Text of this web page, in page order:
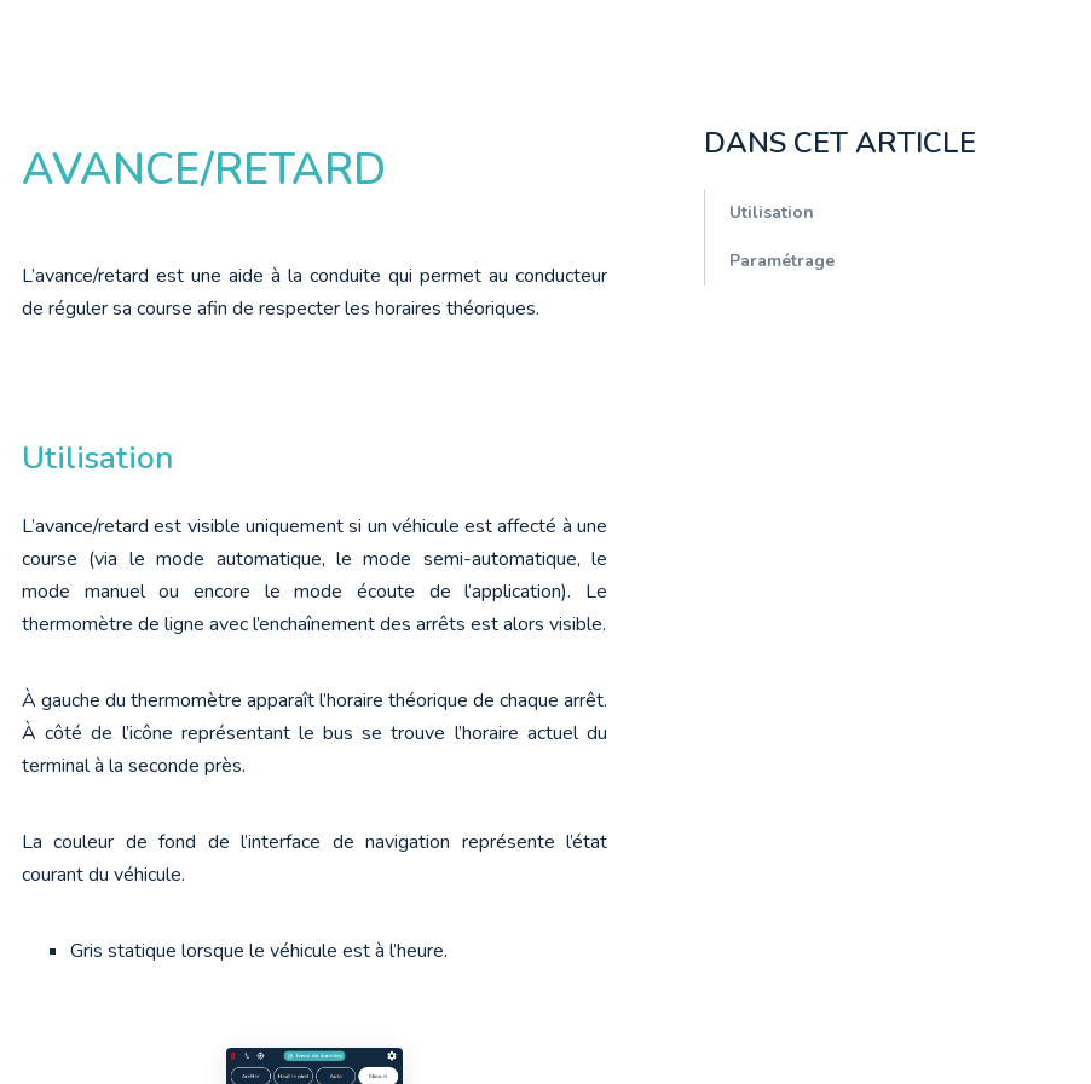
AVANCE/RETARD
L’avance/retard est une aide à la conduite qui permet au conducteur
de réguler sa course afin de respecter les horaires théoriques.
Utilisation
L’avance/retard est visible uniquement si un véhicule est affecté à une
course (via le mode automatique, le mode semi-automatique, le
mode manuel ou encore le mode écoute de l’application). Le
thermomètre de ligne avec l’enchaînement des arrêts est alors visible.
À gauche du thermomètre apparaît l’horaire théorique de chaque arrêt.
À côté de l’icône représentant le bus se trouve l’horaire actuel du
terminal à la seconde près.
La couleur de fond de l’interface de navigation représente l’état
courant du véhicule.
Gris statique lorsque le véhicule est à l’heure.
DANS CET ARTICLE
Utilisation
Paramétrage